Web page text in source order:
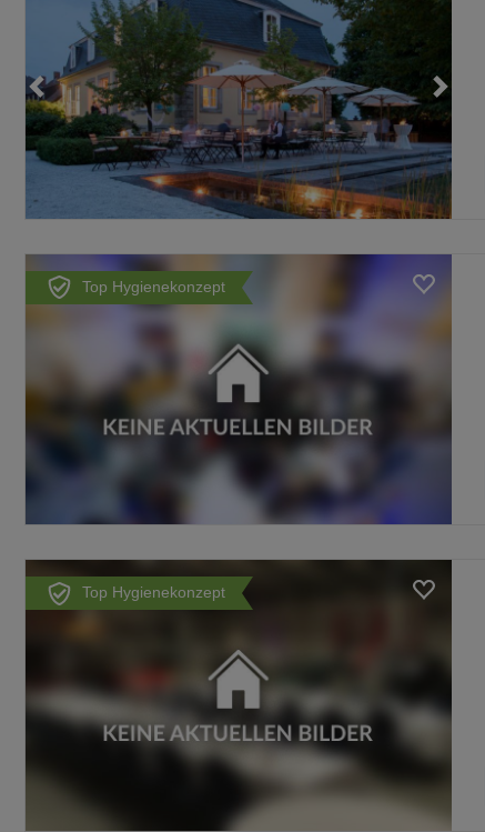
Loading...
Top Hygienekonzept
Top Hygienekonzept